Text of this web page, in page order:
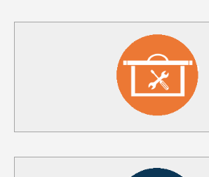
GRATICCIO PALCO
SCARICA